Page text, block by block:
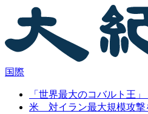
国際
「世界最大のコバルト
米 対イラン最大規模攻